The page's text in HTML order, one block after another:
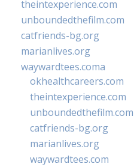
theintexperience.com
unboundedthefilm.com
catfriends-bg.org
marianlives.org
waywardtees.coma
okhealthcareers.com
theintexperience.com
unboundedthefilm.com
catfriends-bg.org
marianlives.org
waywardtees.com